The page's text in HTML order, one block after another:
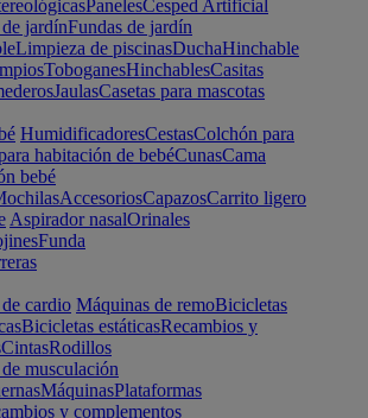
PanelesCesped Artificial
jardínFundas de jardín
Limpieza de piscinasDuchaHinchable
ToboganesHinchablesCasitas
JaulasCasetas para mascotas
HumidificadoresCestasColchón para
habitación de bebéCunasCama
bebé
AccesoriosCapazosCarrito ligero
Aspirador nasalOrinales
Funda
cardio Máquinas de remoBicicletas
Bicicletas estáticasRecambios y
CintasRodillos
musculación
MáquinasPlataformas
y complementos